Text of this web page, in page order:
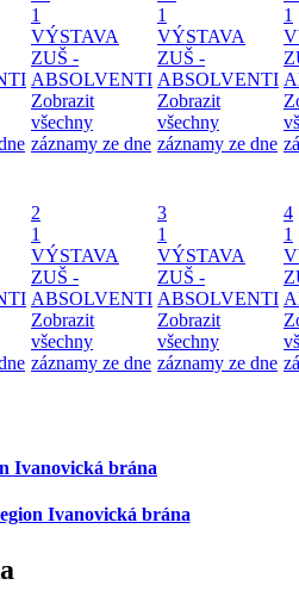
1
VÝSTAVA
ZUŠ -
ABSOLVENTI
Zobrazit
všechny
záznamy ze dne
1
VÝSTAVA
ZUŠ -
ABSOLVENTI
Zobrazit
všechny
záznamy ze dne
1
2
1
VÝSTAVA
ZUŠ -
ABSOLVENTI
Zobrazit
všechny
záznamy ze dne
3
1
VÝSTAVA
ZUŠ -
ABSOLVENTI
Zobrazit
všechny
záznamy ze dne
4
1
Ivanovická brána